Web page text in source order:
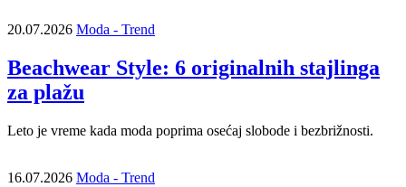
20.07.2026 Moda - Trend
Beachwear Style: 6 originalnih stajlinga
za plažu
Leto je vreme kada moda poprima osećaj slobode i bezbrižnosti.
16.07.2026 Moda - Trend